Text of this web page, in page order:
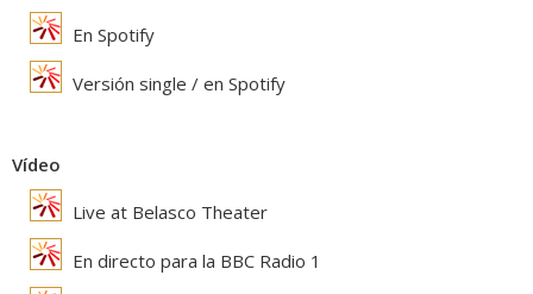
En Spotify
Versión single / en Spotify
Vídeo
Live at Belasco Theater
En directo para la BBC Radio 1